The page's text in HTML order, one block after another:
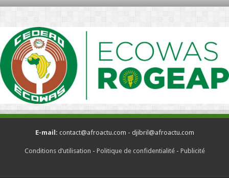
E-mail: contact@afroactu.com - djibril@afroactu.com
Conditions d’utilisation - Politique de confidentialité- Publicité